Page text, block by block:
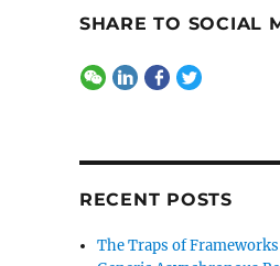
SHARE TO SOCIAL
RECENT POSTS
The Traps of Frameworks